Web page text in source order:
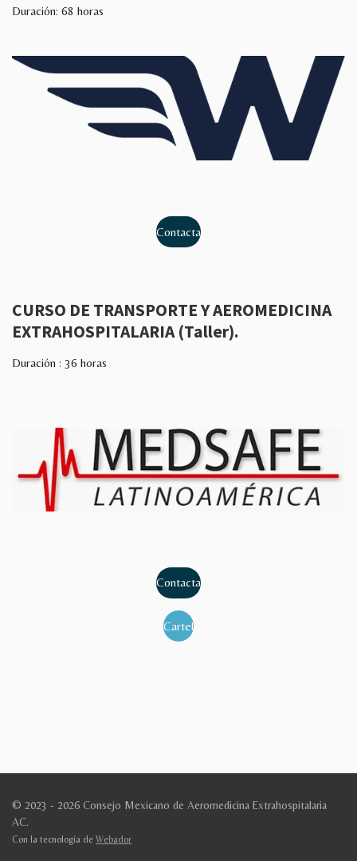
Duración: 68 horas
Contacta
CURSO DE TRANSPORTE Y AEROMEDICINA
EXTRAHOSPITALARIA (Taller).
Duración : 36 horas
Contacta
Cartel
© 2023 - 2026 Consejo Mexicano de Aeromedicina Extrahospitalaria
AC.
Con la tecnología de Webador